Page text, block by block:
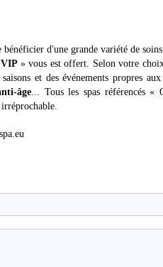
d'une grande variété de
» vous est offert. Selon votre
et des événements propres aux
âge... Tous les spas référencés «
irréprochable.